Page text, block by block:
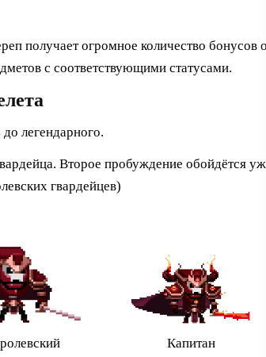
получает огромное количество бонусов
с соответствующими статусами.
легендарного.
Второе пробуждение обойдётся
гвардейцев)
Капитан